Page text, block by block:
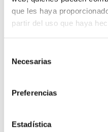
que les haya
partir del uso que haya
Necesarias
Preferencias
Estadística
#CashlogyContigo
Comercio Alimentación
Ferias y congresos
Hostelería
Otras noticias